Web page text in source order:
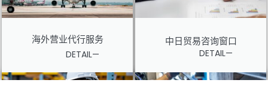
海外营业代行服务
DETAIL—
中日贸易咨询窗口
DETAIL—